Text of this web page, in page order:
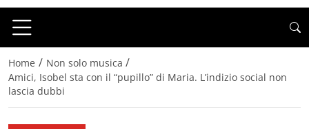
Home / Non solo musica /
Amici, Isobel sta con il “pupillo” di Maria. L’indizio social non
lascia dubbi